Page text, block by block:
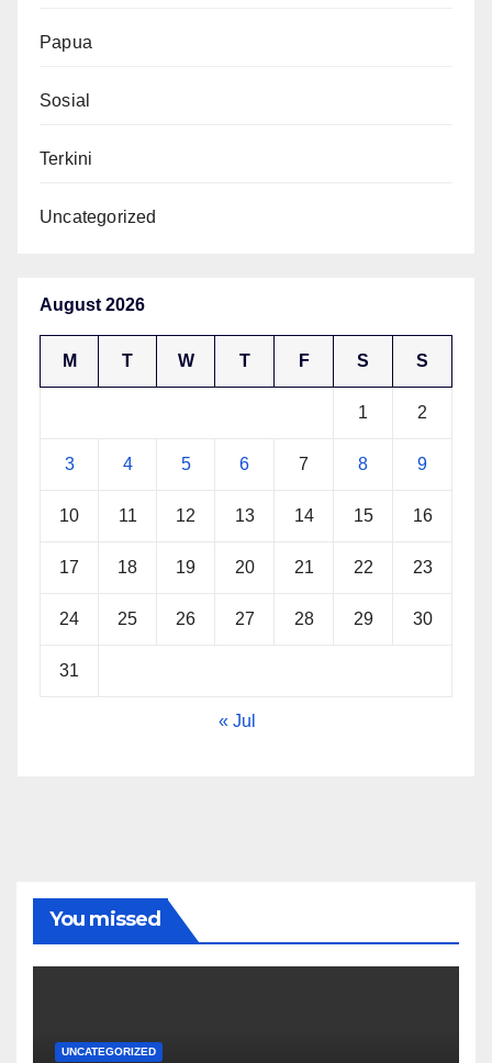
Papua
Sosial
Terkini
Uncategorized
August 2026
M T W T F S S
1 2
3 4 5 6 7 8 9
10 11 12 13 14 15 16
17 18 19 20 21 22 23
24 25 26 27 28 29 30
31
« Jul
You missed
UNCATEGORIZED